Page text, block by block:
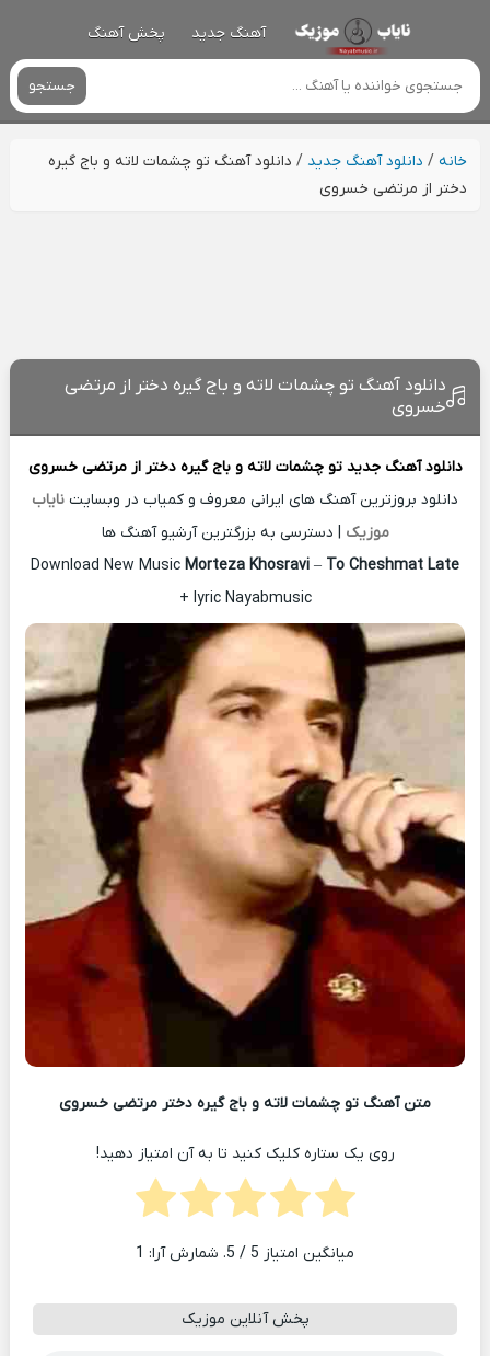
آهنگ جدید پخش آهنگ
جستجو
خانه/ دانلود آهنگ جدید / دانلود آهنگ تو چشمات لاته و باج گیره
دختر از مرتضی خسروی
دانلود آهنگ تو چشمات لاته و باج گیره دختر از مرتضی
خسروی
دانلود آهنگ جدید تو چشمات لاته و باج گیره دختر ازمرتضی خسروی
دانلود بروزترین آهنگ های ایرانی معروف و کمیاب در وبسایت نایاب
موزیک | دسترسی به بزرگترین آرشیو آهنگ ها
Download New Music Morteza Khosravi – To Cheshmat Late
+ lyric Nayabmusic
متن آهنگ تو چشمات لاته و باج گیره دختر مرتضی خسروی
روی یک ستاره کلیک کنید تا به آن امتیاز دهید!
میانگین امتیاز 5 / 5. شمارش آرا: 1
پخش آنلاین موزیک